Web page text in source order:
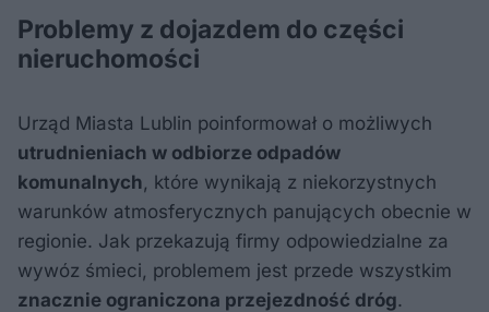
Problemy z dojazdem do części
nieruchomości
Urząd Miasta Lublin poinformował o możliwych
utrudnieniach w odbiorze odpadów
komunalnych , które wynikają z niekorzystnych
warunków atmosferycznych panujących obecnie w
regionie. Jak przekazują firmy odpowiedzialne za
wywóz śmieci, problemem jest przede wszystkim
znacznie ograniczona przejezdność dróg.